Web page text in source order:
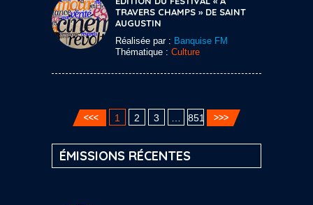
TRAVERS CHAMPS » DE SAINT
AUGUSTIN
Réalisée par : Banquise FM
Thématique : Culture
1 2 3 851
ÉMISSIONS RÉCENTES